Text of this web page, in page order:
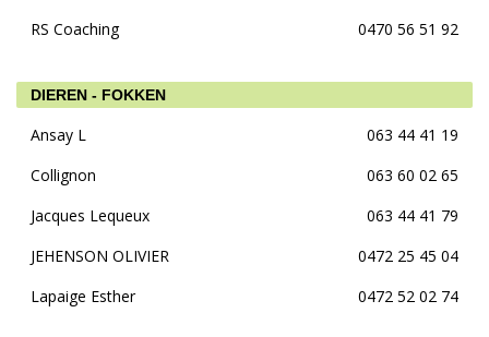
RS Coaching
0470 56 51 92
DIEREN - FOKKEN
Ansay L
063 44 41 19
Collignon
063 60 02 65
Jacques Lequeux
063 44 41 79
JEHENSON OLIVIER
0472 25 45 04
Lapaige Esther
0472 52 02 74